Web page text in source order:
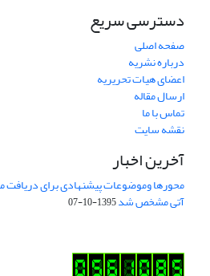
دسترسی سریع
صفحه اصلی
درباره نشریه
اعضای هیات تحریریه
ارسال مقاله
تماس با ما
نقشه سایت
آخرین اخبار
محورها وموضوعات پیشنهادی برای
آتی مشخص شد1395-10-07